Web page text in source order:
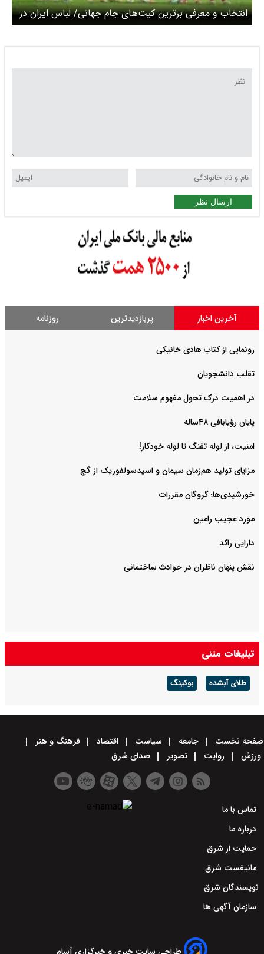
انتخاب و معرفی برترین کیت‌های جام جهانی/ لباس ایران در
رتبه 79 زیباترین لباس‌های جام‌جهانی
ارسال نظر
آخرین اخبار پربازدیدترین روزنامه
رونمایی از کتاب هادی خانیکی
‌تقلب دانشجویان
در اهمیت درک تحول مفهوم سلامت
پایان رؤیابافی ۴۸ساله
امنیت، از لوله تفنگ تا ‌لوله خودکار!
مزایای تولید هم‌زمان سیمان و اسیدسولفوریک از گچ
خورشیدی‌ها؛ گروگان مقررات
مورد عجیب رامین
دارایی راکد
نقش پنهان ناظران در حوادث ساختمانی
تبلیغات متنی
طلای آبشده بوکینگ
صفحه نخست جامعه سیاست اقتصاد
فرهنگ و هنر
ورزش
روایت تصویر صدای شرق
تماس با ما
درباره ما
حمایت از شرق
مانیفست شرق
نویسندگان شرق
سازمان آگهی ها